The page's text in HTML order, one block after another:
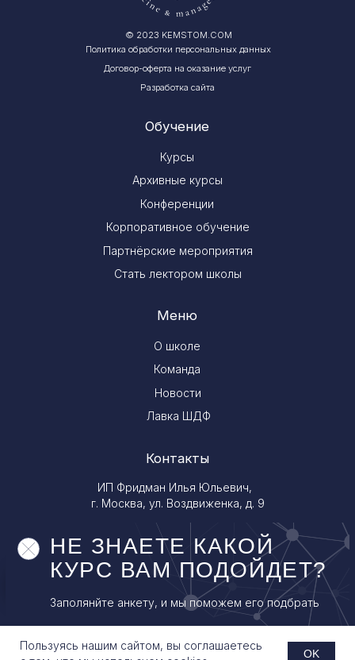
Чат с менеджером школы
Дарим гайд по коммуникации
с коллегами и пациентами
Пользуясь нашим сайтом, вы соглашаетесь
OK